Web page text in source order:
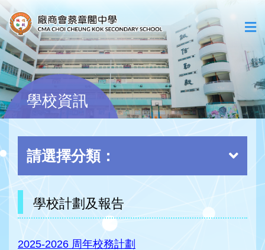
學校資訊
請選擇分類：
學校計劃及報告
2025-2026 周年校務計劃